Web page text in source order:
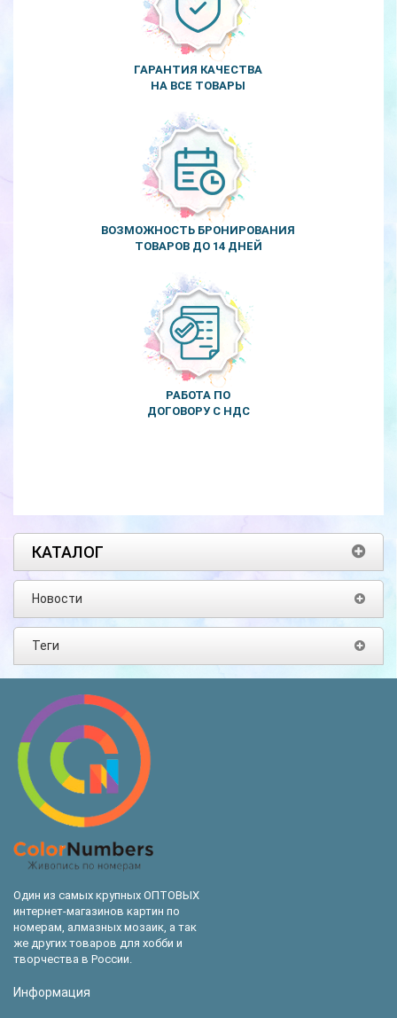
ГАРАНТИЯ КАЧЕСТВА
НА ВСЕ ТОВАРЫ
ВОЗМОЖНОСТЬ БРОНИРОВАНИЯ
ТОВАРОВ ДО 14 ДНЕЙ
РАБОТА ПО
ДОГОВОРУ С НДС
КАТАЛОГ
Новости
Теги
Один из самых крупных ОПТОВЫХ
интернет-магазинов картин по
номерам, алмазных мозаик, а так
же других товаров для хобби и
творчества в России.
Информация